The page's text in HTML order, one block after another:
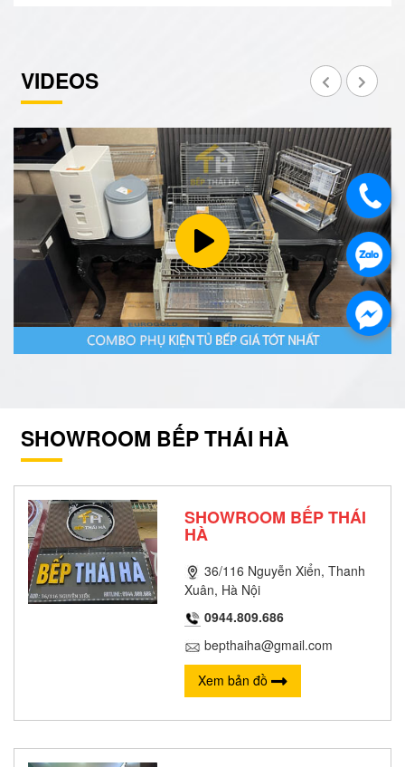
VIDEOS
SHOWROOM BẾP THÁI HÀ
SHOWROOM BẾP THÁI
HÀ
36/116 Nguyễn Xiển, Thanh
Xuân, Hà Nội
0944.809.686
bepthaiha@gmail.com
Xem bản đồ